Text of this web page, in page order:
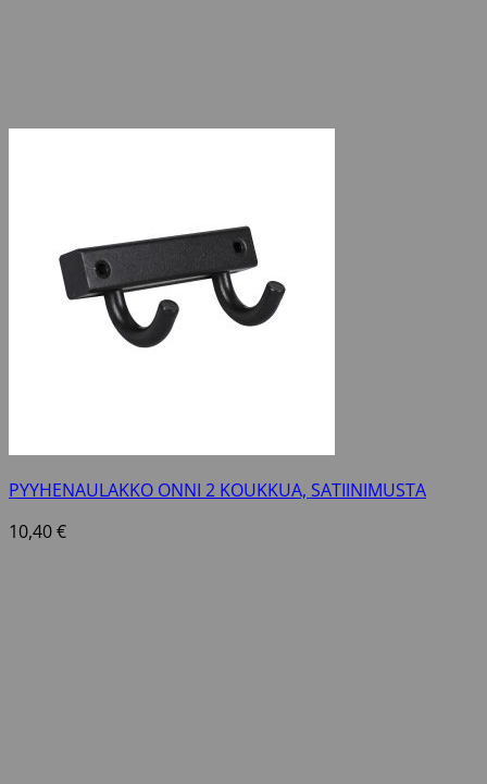
PYYHENAULAKKO ONNI 2 KOUKKUA, SATIINIMUSTA
10,40€